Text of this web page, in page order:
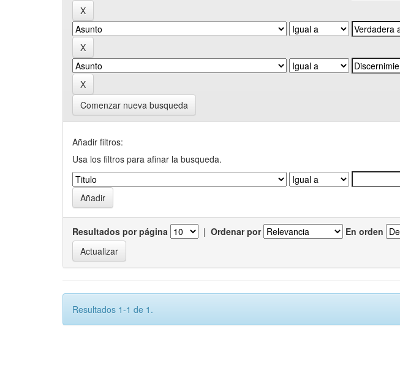
Comenzar nueva busqueda
Añadir filtros:
Usa los filtros para afinar la busqueda.
Resultados por página | Ordenar por En orden
Resultados 1-1 de 1.